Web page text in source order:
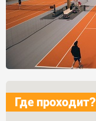
Где проходит?